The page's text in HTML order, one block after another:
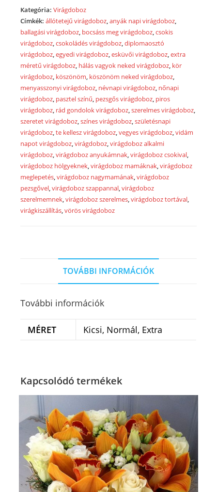
Kategória:Virágdoboz
Címkék:állótetejű virágdoboz,anyák napi virágdoboz,
ballagási virágdoboz, bocsáss meg virágdoboz,csokis
virágdoboz,csokoládés virágdoboz,diplomaosztó
virágdoboz,egyedi virágdoboz,esküvői virágdoboz,extra
méretű virágdoboz, hálás vagyok neked virágdoboz, kör
virágdoboz, köszönöm, köszönöm neked virágdoboz,
menyasszonyi virágdoboz, névnapi virágdoboz, nőnapi
virágdoboz, pasztel színű, pezsgős virágdoboz, piros
virágdoboz, rád gondolok virágdoboz,szerelmes virágdoboz,
szeretet virágdoboz,színes virágdoboz,születésnapi
virágdoboz,te kellesz virágdoboz,vegyes virágdoboz,vidám
napot virágdoboz,virágdoboz,virágdoboz alkalmi
virágdoboz,virágdoboz anyukámnak,virágdoboz csokival,
virágdoboz hölgyeknek,virágdoboz mamáknak,virágdoboz
meglepetés,virágdoboz nagymamának,virágdoboz
pezsgővel,virágdoboz szappannal,virágdoboz
szerelmemnek,virágdoboz szerelmes,virágdoboz tortával,
virágkiszállítás,vörös virágdoboz
TOVÁBBI INFORMÁCIÓK
További információk
MÉRET Kicsi, Normál, Extra
Kapcsolódó termékek